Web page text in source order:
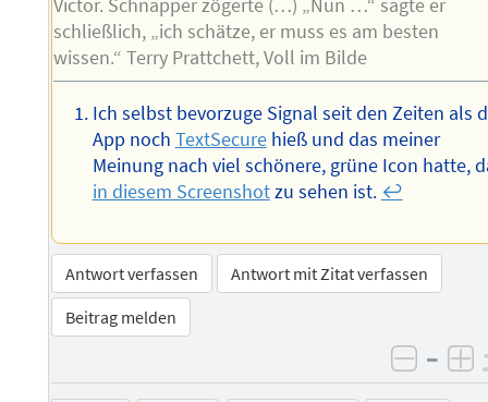
Victor. Schnapper zögerte (…) „Nun …“ sagte er
schließlich, „ich schätze, er muss es am besten
wissen.“ Terry Prattchett, Voll im Bilde
Ich selbst bevorzuge Signal seit den Zeiten als
App noch TextSecurehieß und das meiner
Meinung nach viel schönere, grüne Icon hatte,
in diesem Screenshotzu sehen ist. ↩︎
Antwort verfassen
Antwort mit Zitat verfassen
Beitrag melden
–